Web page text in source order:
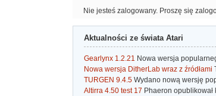
Nie jesteś zalogowany. Proszę się
Aktualności ze świata Atari
Gearlynx 1.2.21 Nowa wersja
Nowa wersja DitherLab wraz z źródłami
TURGEN 9.4.5 Wydano nową wersję
Altirra 4.50 test 17 Phaeron